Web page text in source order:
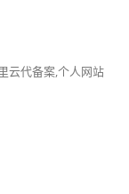
云代备案,个人网站